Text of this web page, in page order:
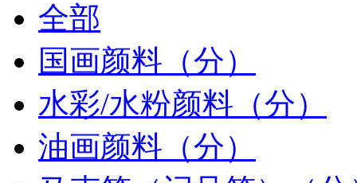
全部
国画颜料（分）
水彩/水粉颜料（分）
油画颜料（分）